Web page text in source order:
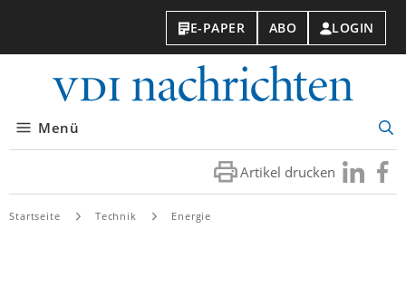
E-PAPER ABO LOGIN
Menü
Artikel drucken Besuchen
Sie
Sie
Startseite Technik Energie